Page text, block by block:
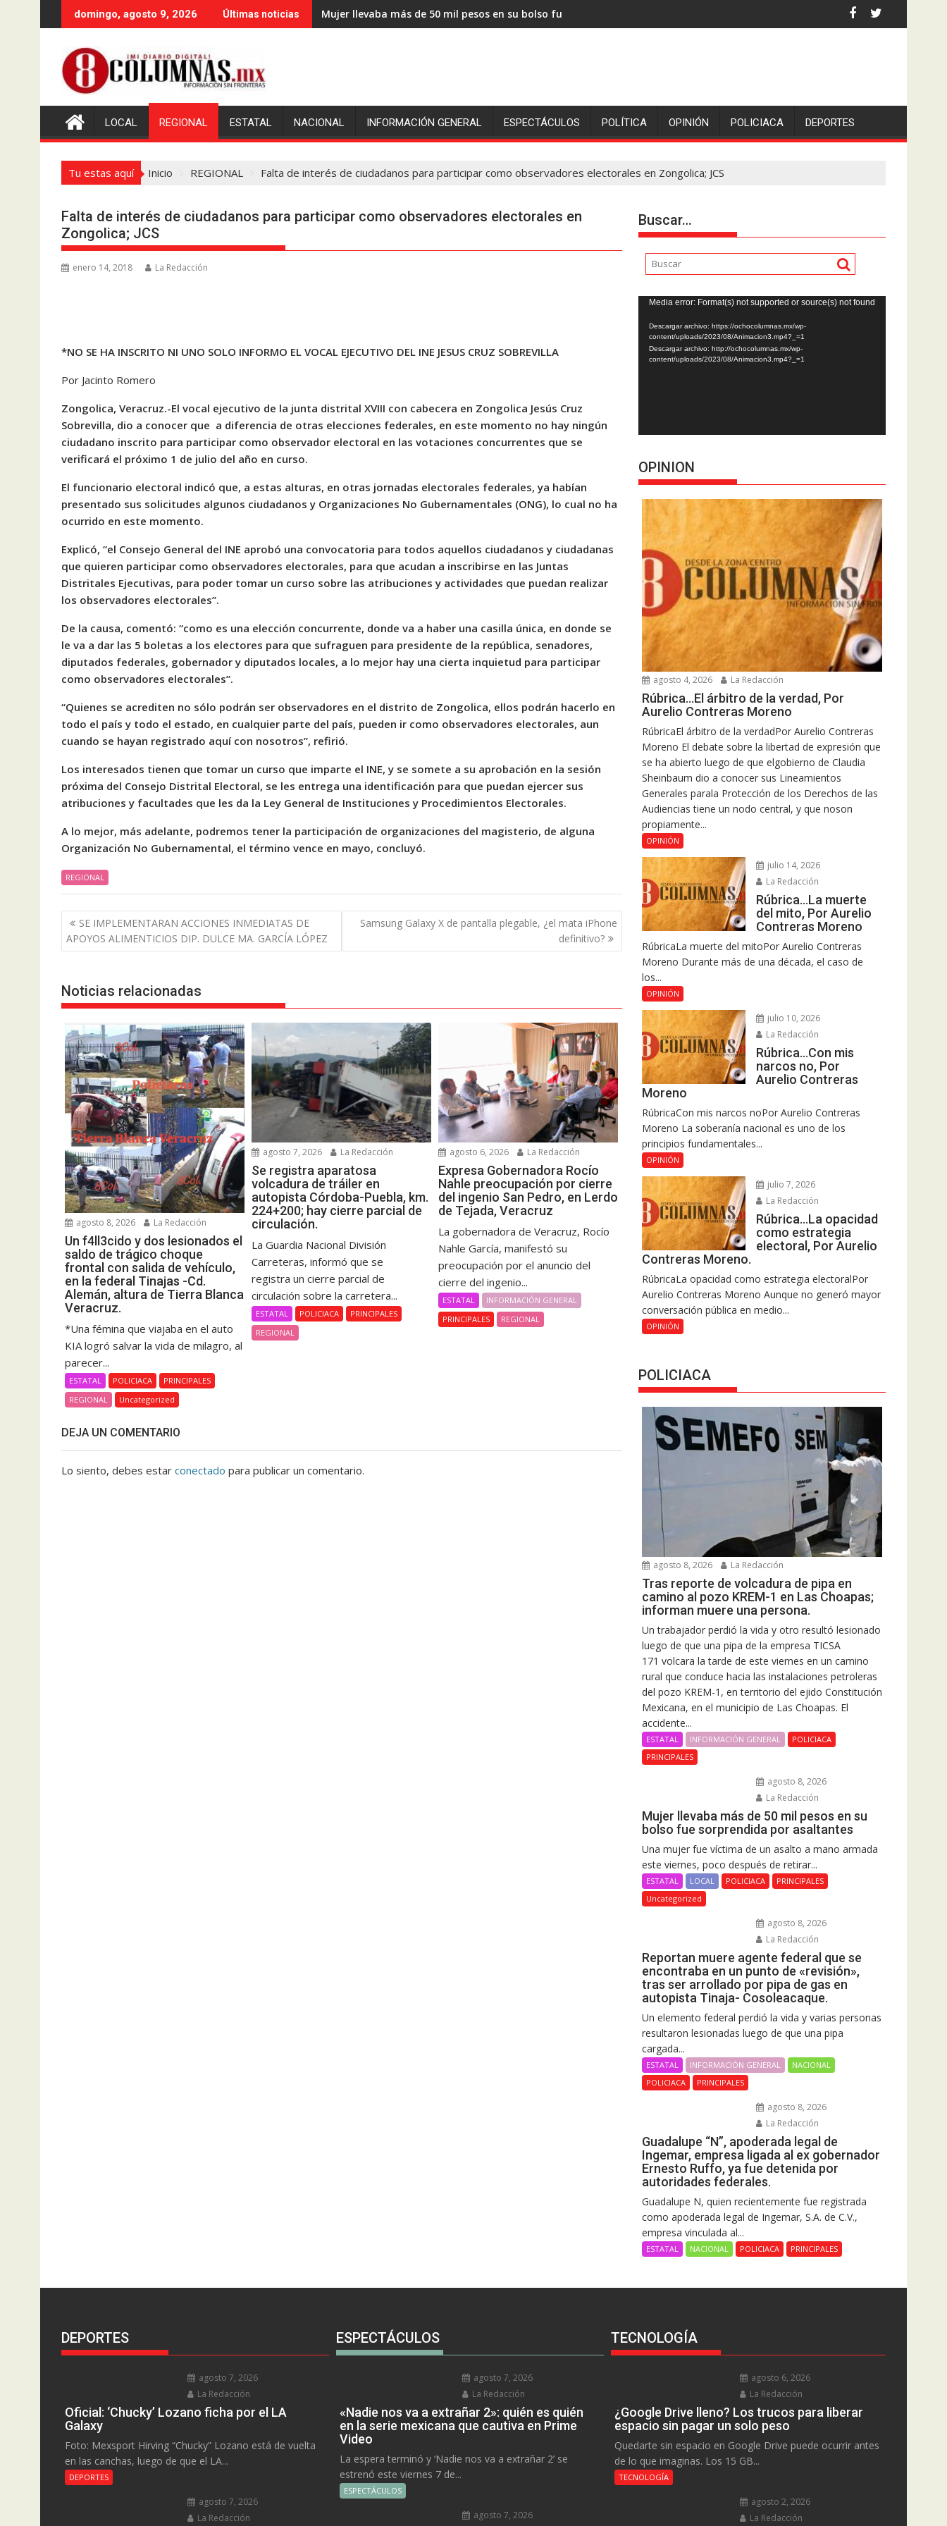
al
domingo, agosto 9, 2026 Últimas noticias Mujer llevaba más de 50 mil pesos en su bolso fue sorprendida por asaltantes
LOCAL REGIONAL ESTATAL NACIONAL INFORMACIÓN GENERAL ESPECTÁCULOS POLÍTICA OPINIÓN POLICIACA DEPORTES
Tu estas aquí Inicio REGIONAL Falta de interés de ciudadanos para participar como observadores electorales en Zongolica; JCS
Falta de interés de ciudadanos para participar como observadores electorales en
Zongolica; JCS
enero 14, 2018 La Redacción
*NO SE HA INSCRITO NI UNO SOLO INFORMO EL VOCAL EJECUTIVO DEL INE JESUS CRUZ SOBREVILLA
Por Jacinto Romero
Zongolica, Veracruz.-El vocal ejecutivo de la junta distrital XVIII con cabecera en Zongolica Jesús Cruz
Sobrevilla, dio a conocer que a diferencia de otras elecciones federales, en este momento no hay ningún
ciudadano inscrito para participar como observador electoral en las votaciones concurrentes que se
verificará el próximo 1 de julio del año en curso.
El funcionario electoral indicó que, a estas alturas, en otras jornadas electorales federales, ya habían
presentado sus solicitudes algunos ciudadanos y Organizaciones No Gubernamentales (ONG), lo cual no ha
ocurrido en este momento.
Explicó, “el Consejo General del INE aprobó una convocatoria para todos aquellos ciudadanos y ciudadanas
que quieren participar como observadores electorales, para que acudan a inscribirse en las Juntas
Distritales Ejecutivas, para poder tomar un curso sobre las atribuciones y actividades que puedan realizar
los observadores electorales”.
De la causa, comentó: “como es una elección concurrente, donde va a haber una casilla única, en donde se
le va a dar las 5 boletas a los electores para que sufraguen para presidente de la república, senadores,
diputados federales, gobernador y diputados locales, a lo mejor hay una cierta inquietud para participar
como observadores electorales”.
“Quienes se acrediten no sólo podrán ser observadores en el distrito de Zongolica, ellos podrán hacerlo en
todo el país y todo el estado, en cualquier parte del país, pueden ir como observadores electorales, aun
cuando se hayan registrado aquí con nosotros”, refirió.
Los interesados tienen que tomar un curso que imparte el INE, y se somete a su aprobación en la sesión
próxima del Consejo Distrital Electoral, se les entrega una identificación para que puedan ejercer sus
atribuciones y facultades que les da la Ley General de Instituciones y Procedimientos Electorales.
A lo mejor, más adelante, podremos tener la participación de organizaciones del magisterio, de alguna
Organización No Gubernamental, el término vence en mayo, concluyó.
REGIONAL
Navegación
de
entradas
SE IMPLEMENTARAN ACCIONES INMEDIATAS DE
APOYOS ALIMENTICIOS DIP. DULCE MA. GARCÍA LÓPEZ
Samsung Galaxy X de pantalla plegable, ¿el mata iPhone
definitivo?
Noticias relacionadas
agosto 8, 2026 La Redacción
Un f4ll3cido y dos lesionados el
saldo de trágico choque
frontal con salida de vehículo,
en la federal Tinajas -Cd.
Alemán, altura de Tierra Blanca
Veracruz.
*Una fémina que viajaba en el auto
KIA logró salvar la vida de milagro, al
parecer...
ESTATAL POLICIACA
PRINCIPALES
REGIONAL
Uncategorized
agosto 7, 2026 La Redacción
Se registra aparatosa
volcadura de tráiler en
autopista Córdoba-Puebla, km.
224+200; hay cierre parcial de
circulación.
La Guardia Nacional División
Carreteras, informó que se
registra un cierre parcial de
circulación sobre la carretera...
ESTATAL POLICIACA
PRINCIPALES
REGIONAL
agosto 6, 2026 La Redacción
Expresa Gobernadora Rocío
Nahle preocupación por cierre
del ingenio San Pedro, en Lerdo
de Tejada, Veracruz
La gobernadora de Veracruz, Rocío
Nahle García, manifestó su
preocupación por el anuncio del
cierre del ingenio...
ESTATAL
INFORMACIÓN GENERAL
PRINCIPALES
REGIONAL
DEJA UN COMENTARIO
Lo siento, debes estar conectado para publicar un comentario.
Buscar…
Reproductor
de
vídeo
Media error: Format(s) not supported or source(s) not found
Descargar archivo: https://ochocolumnas.mx/wp-
content/uploads/2023/08/Animacion3.mp4?_=1
Descargar archivo: http://ochocolumnas.mx/wp-
content/uploads/2023/08/Animacion3.mp4?_=1
OPINION
agosto 4, 2026 La Redacción
Rúbrica…El árbitro de la verdad, Por
Aurelio Contreras Moreno
RúbricaEl árbitro de la verdadPor Aurelio Contreras
Moreno El debate sobre la libertad de expresión que
se ha abierto luego de que elgobierno de Claudia
Sheinbaum dio a conocer sus Lineamientos
Generales parala Protección de los Derechos de las
Audiencias tiene un nodo central, y que noson
propiamente...
OPINIÓN
julio 14, 2026
La Redacción
Rúbrica…La muerte
del mito, Por Aurelio
Contreras Moreno
RúbricaLa muerte del mitoPor Aurelio Contreras
Moreno Durante más de una década, el caso de
los...
OPINIÓN
julio 10, 2026
La Redacción
Rúbrica…Con mis
narcos no, Por
Aurelio Contreras
Moreno
RúbricaCon mis narcos noPor Aurelio Contreras
Moreno La soberanía nacional es uno de los
principios fundamentales...
OPINIÓN
julio 7, 2026
La Redacción
Rúbrica…La opacidad
como estrategia
electoral, Por Aurelio
Contreras Moreno.
RúbricaLa opacidad como estrategia electoralPor
Aurelio Contreras Moreno Aunque no generó mayor
conversación pública en medio...
OPINIÓN
POLICIACA
agosto 8, 2026 La Redacción
Tras reporte de volcadura de pipa en
camino al pozo KREM-1 en Las Choapas;
informan muere una persona.
Un trabajador perdió la vida y otro resultó lesionado
luego de que una pipa de la empresa TICSA
171 volcara la tarde de este viernes en un camino
rural que conduce hacia las instalaciones petroleras
del pozo KREM-1, en territorio del ejido Constitución
Mexicana, en el municipio de Las Choapas. El
accidente...
ESTATAL INFORMACIÓN GENERAL
POLICIACA
PRINCIPALES
agosto 8, 2026
La Redacción
Mujer llevaba más de 50 mil pesos en su
bolso fue sorprendida por asaltantes
Una mujer fue víctima de un asalto a mano armada
este viernes, poco después de retirar...
ESTATAL LOCAL POLICIACA
PRINCIPALES
Uncategorized
agosto 8, 2026
La Redacción
Reportan muere agente federal que se
encontraba en un punto de «revisión»,
tras ser arrollado por pipa de gas en
autopista Tinaja- Cosoleacaque.
Un elemento federal perdió la vida y varias personas
resultaron lesionadas luego de que una pipa
cargada...
ESTATAL INFORMACIÓN GENERAL
NACIONAL
POLICIACA
PRINCIPALES
agosto 8, 2026
La Redacción
Guadalupe “N”, apoderada legal de
Ingemar, empresa ligada al ex gobernador
Ernesto Ruffo, ya fue detenida por
autoridades federales.
Guadalupe N, quien recientemente fue registrada
como apoderada legal de Ingemar, S.A. de C.V.,
empresa vinculada al...
ESTATAL NACIONAL POLICIACA PRINCIPALES
DEPORTES
agosto 7, 2026
La Redacción
Oficial: ‘Chucky’ Lozano ficha por el LA
Galaxy
Foto: Mexsport Hirving “Chucky” Lozano está de vuelta
en las canchas, luego de que el LA...
DEPORTES
agosto 7, 2026
La Redacción
ESPECTÁCULOS
agosto 7, 2026
La Redacción
«Nadie nos va a extrañar 2»: quién es quién
en la serie mexicana que cautiva en Prime
Video
La espera terminó y ‘Nadie nos va a extrañar 2’ se
estrenó este viernes 7 de...
ESPECTÁCULOS
agosto 7, 2026
TECNOLOGÍA
agosto 6, 2026
La Redacción
¿Google Drive lleno? Los trucos para liberar
espacio sin pagar un solo peso
Quedarte sin espacio en Google Drive puede ocurrir antes
de lo que imaginas. Los 15 GB...
TECNOLOGÍA
agosto 2, 2026
La Redacción